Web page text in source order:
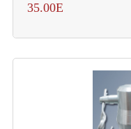
Multi-
35.00E